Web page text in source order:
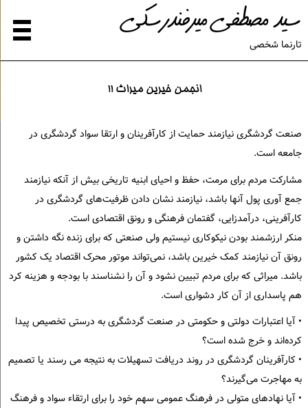
سید مصطفی میرفندرسکی
تارنما شخصی
انجمن خیرین میراث !!
صنعت گردشگری نیازمند حمایت از کارآفرینان و ارتقا سواد گردشگری در
جامعه است.
مشارکت مردم برای مرمت، حفظ و احیای ابنیه تاریخی بیش از آنکه نیازمند
جمع آوری پول آنها باشد، نیازمند نشان دادن ظرفیت‌های گردشگری در
کارآفرینی، درآمدزایی، گفتمان فرهنگی و رونق اقتصادی است.
منکر ارزشمند بودن نیکوکاری نیستیم ولی صنعتی که برای زنده نگه داشتن و
رونق آن نیازمند کمک خیرین باشد، نمی‌تواند موتور محرک اقتصاد یک کشور
باشد. میراثی که برای مردم تبیین نشود و آن را نشناسند با بودجه و هزینه کرد
هم پاسداری از آن کار دشواری است.
• آیا اعتبارات دولتی و حکومتی در صنعت گردشگری به درستی تخصیص پیدا
کرده‌اند و خرج شده است؟
• کارآفرینان گردشگری در روند دریافت تسهیلات به نتیجه می رسند یا تصمیم
به مهاجرت می‌گیرند؟
• آیا نهادهای متولی در فرهنگ عمومی سهم خود را برای ارتقاء سواد و فرهنگ